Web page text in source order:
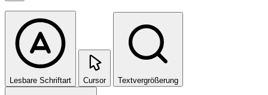
Lesbare Schriftart Cursor Textvergrößerung